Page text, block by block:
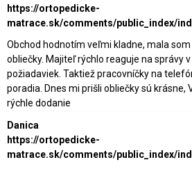
https://ortopedicke-
matrace.sk/comments/public_index/
Obchod hodnotím veľmi kladne, mala
obliečky. Majiteľ rýchlo reaguje na správy
požiadaviek. Taktiež pracovníčky na
poradia. Dnes mi prišli obliečky sú krásne,
rýchle dodanie
Danica
https://ortopedicke-
matrace.sk/comments/public_index/